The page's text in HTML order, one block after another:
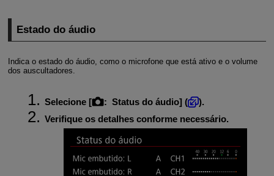
Estado do áudio
Indica o estado do áudio, como o microfone que está ativo e o volume
dos auscultadores.
Selecione [ : Status do áudio] (
).
Verifique os detalhes conforme necessário.